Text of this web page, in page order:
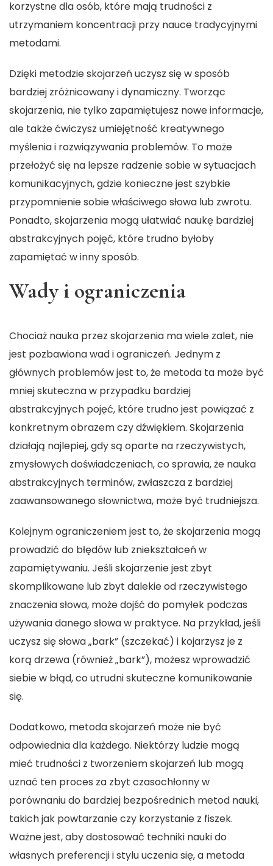
korzystne dla osób, które mają trudności z
utrzymaniem koncentracji przy nauce tradycyjnymi
metodami.
Dzięki metodzie skojarzeń uczysz się w sposób
bardziej zróżnicowany i dynamiczny. Tworząc
skojarzenia, nie tylko zapamiętujesz nowe informacje,
ale także ćwiczysz umiejętność kreatywnego
myślenia i rozwiązywania problemów. To może
przełożyć się na lepsze radzenie sobie w sytuacjach
komunikacyjnych, gdzie konieczne jest szybkie
przypomnienie sobie właściwego słowa lub zwrotu.
Ponadto, skojarzenia mogą ułatwiać naukę bardziej
abstrakcyjnych pojęć, które trudno byłoby
zapamiętać w inny sposób.
Wady i ograniczenia
Chociaż nauka przez skojarzenia ma wiele zalet, nie
jest pozbawiona wad i ograniczeń. Jednym z
głównych problemów jest to, że metoda ta może być
mniej skuteczna w przypadku bardziej
abstrakcyjnych pojęć, które trudno jest powiązać z
konkretnym obrazem czy dźwiękiem. Skojarzenia
działają najlepiej, gdy są oparte na rzeczywistych,
zmysłowych doświadczeniach, co sprawia, że nauka
abstrakcyjnych terminów, zwłaszcza z bardziej
zaawansowanego słownictwa, może być trudniejsza.
Kolejnym ograniczeniem jest to, że skojarzenia mogą
prowadzić do błędów lub zniekształceń w
zapamiętywaniu. Jeśli skojarzenie jest zbyt
skomplikowane lub zbyt dalekie od rzeczywistego
znaczenia słowa, może dojść do pomyłek podczas
używania danego słowa w praktyce. Na przykład, jeśli
uczysz się słowa „bark” (szczekać) i kojarzysz je z
korą drzewa (również „bark”), możesz wprowadzić
siebie w błąd, co utrudni skuteczne komunikowanie
się.
Dodatkowo, metoda skojarzeń może nie być
odpowiednia dla każdego. Niektórzy ludzie mogą
mieć trudności z tworzeniem skojarzeń lub mogą
uznać ten proces za zbyt czasochłonny w
porównaniu do bardziej bezpośrednich metod nauki,
takich jak powtarzanie czy korzystanie z fiszek.
Ważne jest, aby dostosować techniki nauki do
własnych preferencji i stylu uczenia się, a metoda